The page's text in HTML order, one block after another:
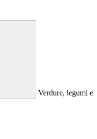
Verdure, legumi e